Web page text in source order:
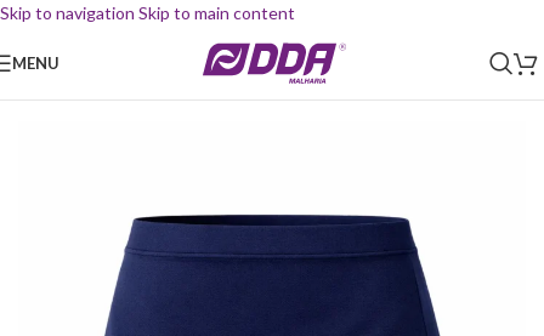
Skip to navigation Skip to main content
MENU
Short Saia